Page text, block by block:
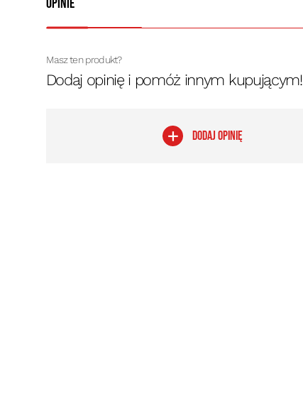
Opinie
Masz ten produkt?
Dodaj opinię i pomóż innym kupującym!
DODAJ OPINIĘ